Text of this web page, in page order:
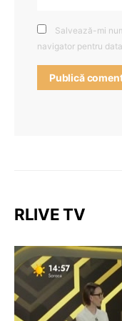
Salvează-mi
navigator pentru
RLIVE TV